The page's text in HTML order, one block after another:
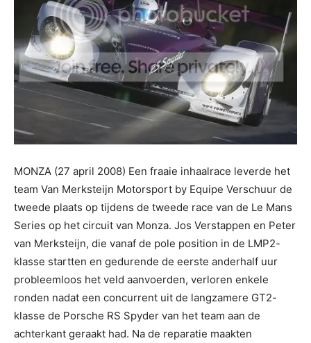
MONZA (27 april 2008) Een fraaie inhaalrace leverde het
team Van Merksteijn Motorsport by Equipe Verschuur de
tweede plaats op tijdens de tweede race van de Le Mans
Series op het circuit van Monza. Jos Verstappen en Peter
van Merksteijn, die vanaf de pole position in de LMP2-
klasse startten en gedurende de eerste anderhalf uur
probleemloos het veld aanvoerden, verloren enkele
ronden nadat een concurrent uit de langzamere GT2-
klasse de Porsche RS Spyder van het team aan de
achterkant geraakt had. Na de reparatie maakten